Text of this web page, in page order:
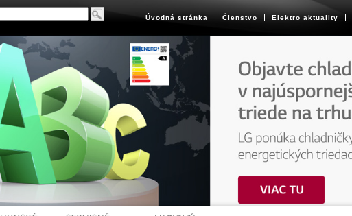
Úvodná stránka Členstvo Elektro aktuality